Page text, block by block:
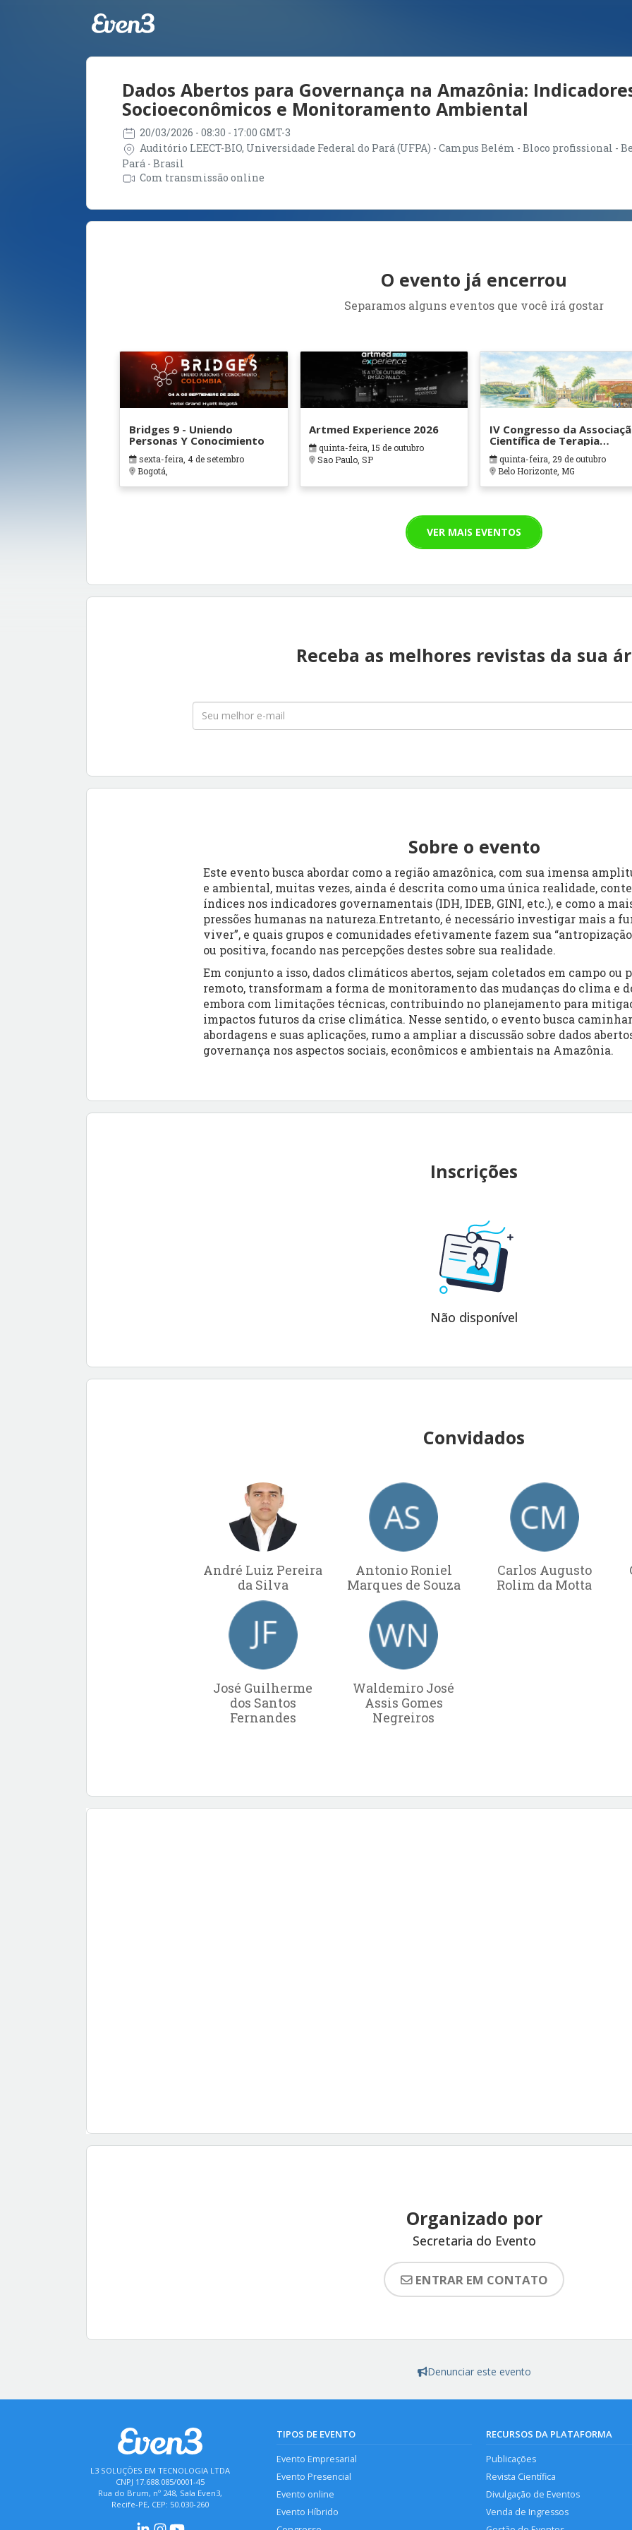
Dados Abertos para Governança na Amazônia:
Socioeconômicos e Monitoramento Ambiental
20/03/2026 - 08:30 - 17:00 GMT-3
Auditório LEECT-BIO, Universidade Federal do Pará (UFPA) - Campus Belém - Bloco profissional -
Pará - Brasil
Com transmissão online
O evento já encerrou
Separamos alguns eventos que você irá gostar
Bridges 9 - Uniendo
Personas Y Conocimiento
sexta-feira, 4 de setembro
Bogotá,
Artmed Experience 2026
quinta-feira, 15 de outubro
Sao Paulo, SP
IV Congresso da
Científica de Terapia
Ocupacional em Contextos
Hospitalares e Cuidados
Paliativos - ATOHOSP
quinta-feira, 29 de outubro
Belo Horizonte, MG
VER MAIS EVENTOS
Receba as melhores revistas da sua
Sobre o evento
Este evento busca abordar como a região amazônica, com sua imensa
e ambiental, muitas vezes, ainda é descrita como uma única realidade,
índices nos indicadores governamentais (IDH, IDEB, GINI, etc.), e como a
pressões humanas na natureza.Entretanto, é necessário investigar mais a
viver”, e quais grupos e comunidades efetivamente fazem sua
ou positiva, focando nas percepções destes sobre sua realidade.
Em conjunto a isso, dados climáticos abertos, sejam coletados em campo ou
remoto, transformam a forma de monitoramento das mudanças do clima e
embora com limitações técnicas, contribuindo no planejamento para
impactos futuros da crise climática. Nesse sentido, o evento busca
abordagens e suas aplicações, rumo a ampliar a discussão sobre dados
governança nos aspectos sociais, econômicos e ambientais na Amazônia.
Inscrições
Não disponível
Convidados
André Luiz Pereira
da Silva
Antonio Roniel
Marques de Souza
Carlos Augusto
Rolim da Motta
José Guilherme
dos Santos
Fernandes
Waldemiro José
Assis Gomes
Negreiros
Organizado por
Secretaria do Evento
ENTRAR EM CONTATO
Denunciar este evento
L3 SOLUÇÕES EM TECNOLOGIA LTDA
CNPJ 17.688.085/0001-45
Rua do Brum, nº 248, Sala Even3,
Recife-PE, CEP: 50.030-260
TIPOS DE EVENTO
Evento Empresarial
Evento Presencial
Evento online
Evento Híbrido
RECURSOS DA PLATAFORMA
Publicações
Revista Científica
Divulgação de Eventos
Venda de Ingressos